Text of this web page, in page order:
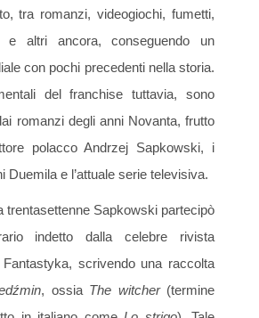
tra romanzi, videogiochi, fumetti,
altri ancora, conseguendo un
con pochi precedenti nella storia.
del franchise tuttavia, sono
romanzi degli anni Novanta, frutto
polacco Andrzej Sapkowski, i
Duemila e l’attuale serie televisiva.
trentasettenne Sapkowski partecipò
indetto dalla celebre rivista
scrivendo una raccolta
, ossia The witcher(termine